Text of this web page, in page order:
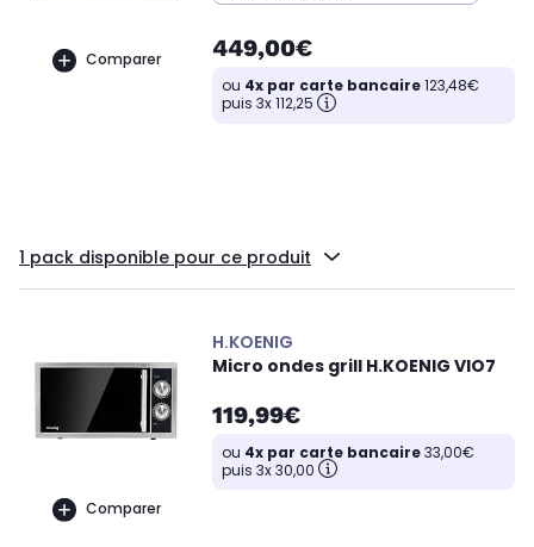
Comparer 449,00€
ou 4x par carte bancaire123,48€
puis 3x 112,25
1 pack disponible pour ce produit
Comparer
H.KOENIG
Micro ondes grill H.KOENIG VIO7
119,99€
ou 4x par carte bancaire33,00€
puis 3x 30,00